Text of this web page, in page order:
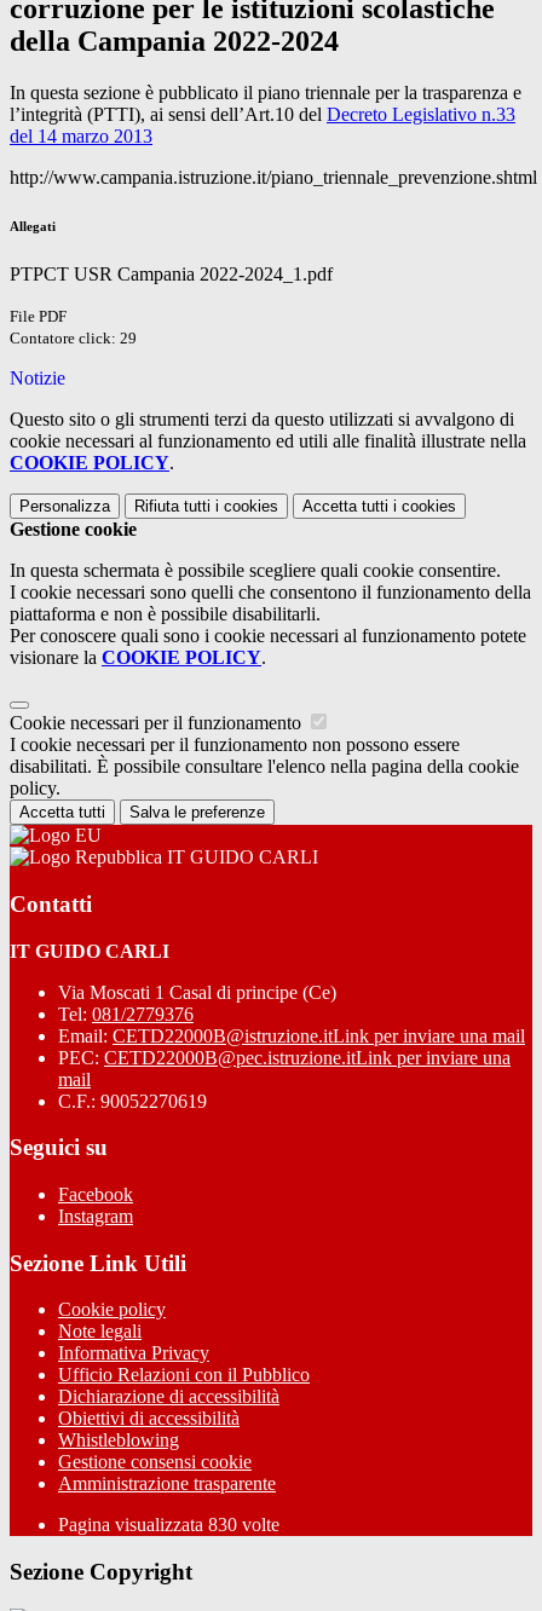
corruzione per le istituzioni scolastiche
della Campania 2022-2024
In questa sezione è pubblicato il piano triennale per la trasparenza e
l’integrità (PTTI), ai sensi dell’Art.10 del Decreto Legislativo n.33
del 14 marzo 2013
http://www.campania.istruzione.it/piano_triennale_prevenzione.shtml
Allegati
PTPCT USR Campania 2022-2024_1.pdf
File PDF
Contatore click: 29
Notizie
Questo sito o gli strumenti terzi da questo utilizzati si avvalgono di
cookie necessari al funzionamento ed utili alle finalità illustrate nella
COOKIE POLICY.
Personalizza Rifiuta tutti i cookies Accetta tutti i cookies
Gestione cookie
In questa schermata è possibile scegliere quali cookie consentire.
I cookie necessari sono quelli che consentono il funzionamento della
piattaforma e non è possibile disabilitarli.
Per conoscere quali sono i cookie necessari al funzionamento potete
visionare la COOKIE POLICY.
Cookie necessari per il funzionamento
I cookie necessari per il funzionamento non possono essere
disabilitati. È possibile consultare l'elenco nella pagina della cookie
policy.
Accetta tutti Salva le preferenze
IT GUIDO CARLI
Contatti
IT GUIDO CARLI
Via Moscati 1 Casal di principe (Ce)
Tel: 081/2779376
Email: CETD22000B@istruzione.itLink per inviare una mail
PEC: CETD22000B@pec.istruzione.itLink per inviare una
mail
C.F.: 90052270619
Seguici su
Facebook
Instagram
Sezione Link Utili
Cookie policy
Note legali
Informativa Privacy
Ufficio Relazioni con il Pubblico
Dichiarazione di accessibilità
Obiettivi di accessibilità
Whistleblowing
Gestione consensi cookie
Amministrazione trasparente
Pagina visualizzata 830 volte
Sezione Copyright